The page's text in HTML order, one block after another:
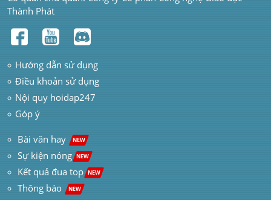
Thành Phát
Hướng dẫn sử dụng
Điều khoản sử dụng
Nội quy hoidap247
Góp ý
Bài văn hay NEW
Sự kiện nóng NEW
Kết quả đua top NEW
Thông báo NEW